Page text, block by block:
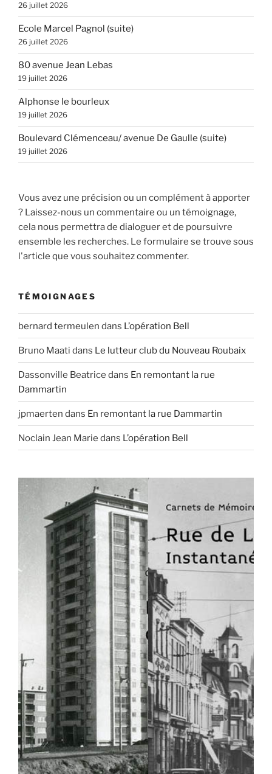
26 juillet 2026
Ecole Marcel Pagnol (suite)
26 juillet 2026
80 avenue Jean Lebas
19 juillet 2026
Alphonse le bourleux
19 juillet 2026
Boulevard Clémenceau/ avenue De Gaulle (suite)
19 juillet 2026
Vous avez une précision ou un complément à apporter
? Laissez-nous un commentaire ou un témoignage,
cela nous permettra de dialoguer et de poursuivre
ensemble les recherches. Le formulaire se trouve sous
l'article que vous souhaitez commenter.
TÉMOIGNAGES
bernard termeulen dans L’opération Bell
Bruno Maati dans Le lutteur club du Nouveau Roubaix
Dassonville Beatrice dans En remontant la rue
Dammartin
jpmaerten dans En remontant la rue Dammartin
Noclain Jean Marie dans L’opération Bell